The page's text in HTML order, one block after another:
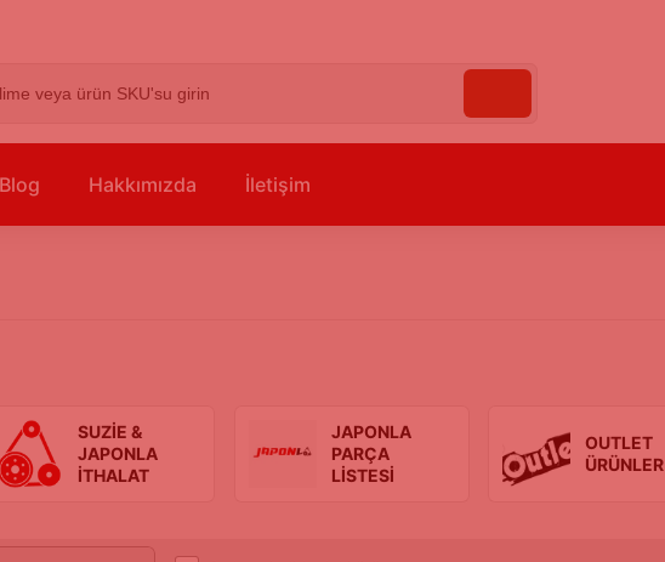
Blog Hakkımızda İletişim
SUZİE &
JAPONLA
İTHALAT
JAPONLA
PARÇA
LİSTESİ
OUTLET
ÜRÜNLER